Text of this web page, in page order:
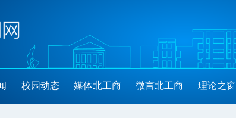
校园动态 媒体北工商 微言北工商 理论之窗